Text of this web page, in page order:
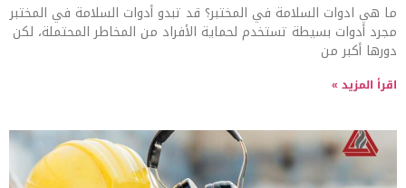
ما هي ادوات السلامة في المختبر؟ قد تبدو أدوات السلامة في المختبر
مجرد أدوات بسيطة تستخدم لحماية الأفراد من المخاطر المحتملة، لكن
دورها أكبر من
اقرأ المزيد »